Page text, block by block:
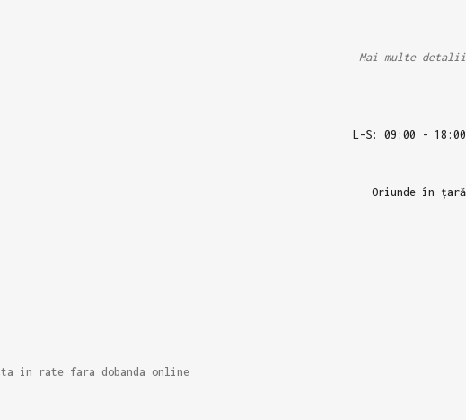
Mai multe detalii
L-S: 09:00 - 18:00
Oriunde în țară
in rate fara dobanda online